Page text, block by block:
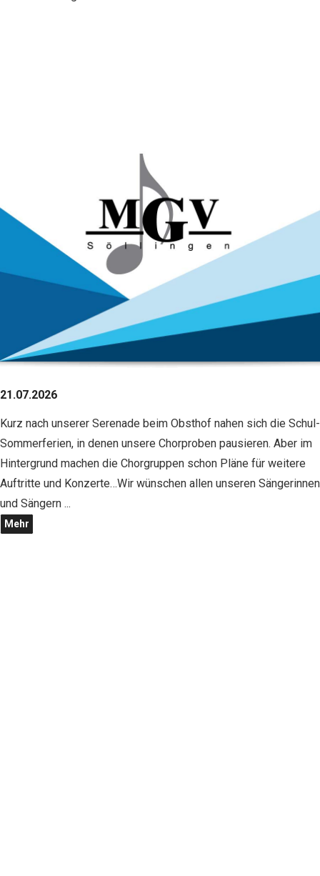
21.07.2026
Kurz nach unserer Serenade beim Obsthof nahen sich die Schul-
Sommerferien, in denen unsere Chorproben pausieren. Aber im
Hintergrund machen die Chorgruppen schon Pläne für weitere
Auftritte und Konzerte…Wir wünschen allen unseren Sängerinnen
und Sängern ...
Mehr